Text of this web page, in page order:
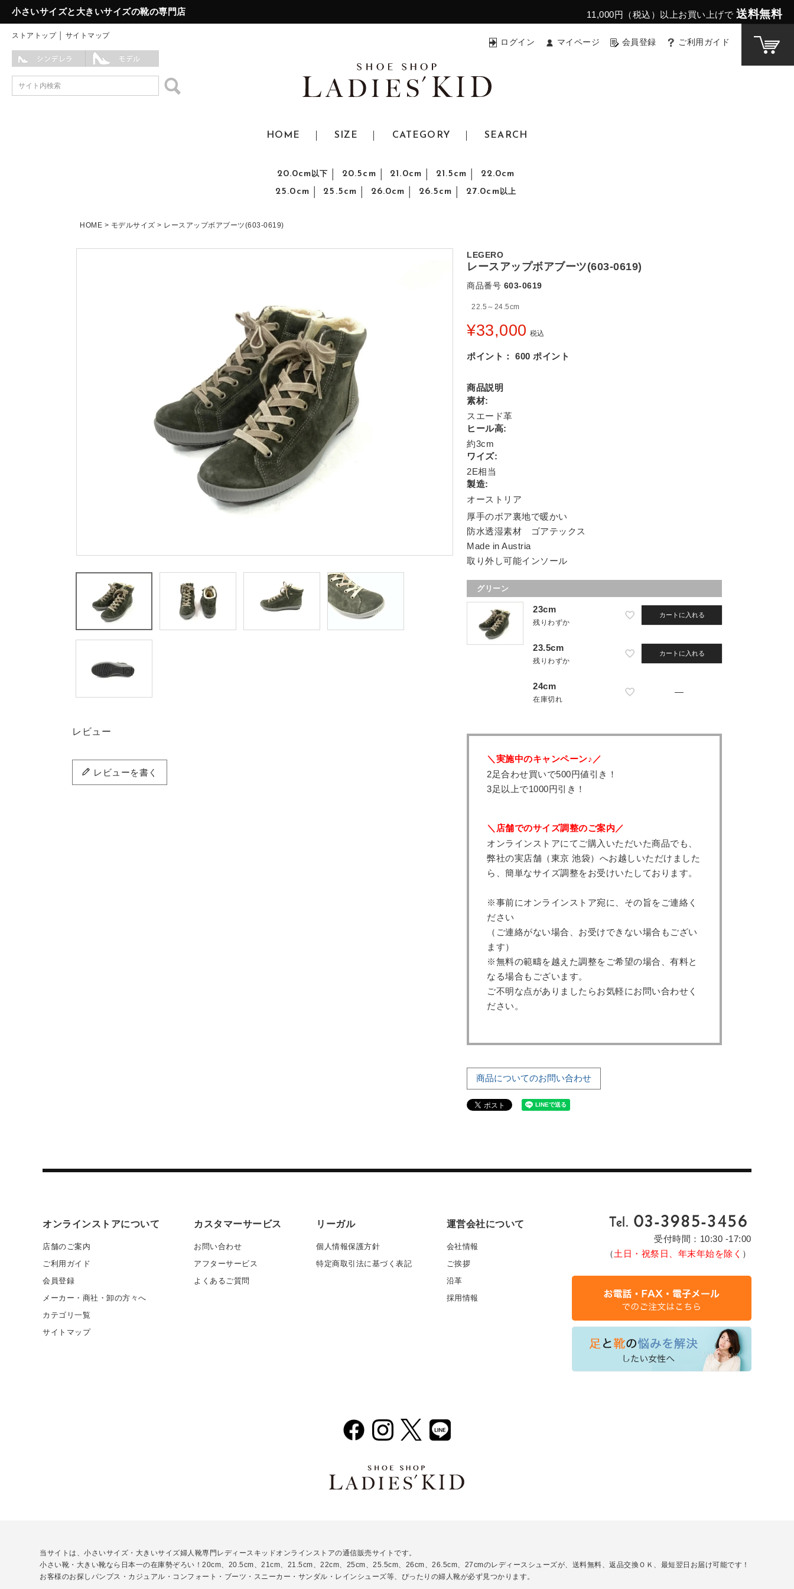
小さいサイズと大きいサイズの靴の専門店 11,000円（税込）以上お買い上げで 送料無料
ストアトップ│ サイトマップ
ログイン マイページ 会員登録 ご利用ガイド
HOME SIZE CATEGORY SEARCH
20.0cm以下 20.5cm 21.0cm 21.5cm
22.0cm
25.0cm
25.5cm 26.0cm 26.5cm 27.0cm以上
HOME モデルサイズ レースアップボアブーツ(603-0619)
レビュー
レビューを書く
LEGERO
レースアップボアブーツ(603-0619)
商品番号 603-0619
22.5～24.5cm
¥33,000 税込
ポイント： 600 ポイント
商品説明
素材:
スエード革
ヒール高:
約3cm
ワイズ:
2E相当
製造:
オーストリア
厚手のボア裏地で暖かい
防水透湿素材 ゴアテックス
Made in Austria
取り外し可能インソール
グリーン
23cm
残りわずか
カートに入れる
23.5cm
残りわずか
カートに入れる
24cm
在庫切れ
—
＼実施中のキャンペーン♪／
2足合わせ買いで500円値引き！
3足以上で1000円引き！
＼店舗でのサイズ調整のご案内／
オンラインストアにてご購入いただいた商品でも、
弊社の実店舗（東京 池袋）へお越しいただけました
ら、簡単なサイズ調整をお受けいたしております。
※事前にオンラインストア宛に、その旨をご連絡く
ださい
（ご連絡がない場合、お受けできない場合もござい
ます）
※無料の範疇を越えた調整をご希望の場合、有料と
なる場合もございます。
ご不明な点がありましたらお気軽にお問い合わせく
ださい。
商品についてのお問い合わせ
オンラインストアについて
店舗のご案内
ご利用ガイド
会員登録
メーカー・商社・卸の方々へ
カテゴリ一覧
サイトマップ
カスタマーサービス
お問い合わせ
アフターサービス
よくあるご質問
リーガル
個人情報保護方針
特定商取引法に基づく表記
運営会社について
会社情報
ご挨拶
沿革
採用情報
受付時間：10:30 -17:00
（土日・祝祭日、年末年始を除く ）
当サイトは、小さいサイズ・大きいサイズ婦人靴専門レディースキッドオンラインストアの通信販売サイトです。
小さい靴・大きい靴なら日本一の在庫勢ぞろい！20cm、20.5cm、21cm、21.5cm、22cm、25cm、25.5cm、26cm、26.5cm、27cmのレディースシューズが、送料無料、返品交換ＯＫ、最短翌日お届け可能です！
お客様のお探しパンプス・カジュアル・コンフォート・ブーツ・スニーカー・サンダル・レインシューズ等、ぴったりの婦人靴が必ず見つかります。